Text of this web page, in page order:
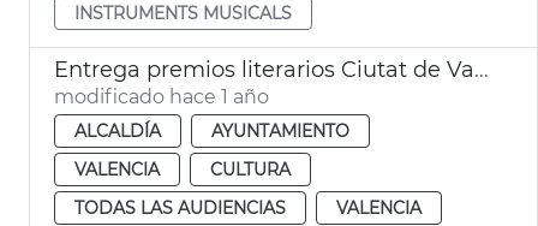
INSTRUMENTS MUSICALS
Entrega premios literarios Ciutat de València
modificado hace 1 año
ALCALDÍA
AYUNTAMIENTO
VALENCIA
CULTURA
TODAS LAS AUDIENCIAS
VALENCIA